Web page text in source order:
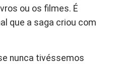
ou os filmes. É
que a saga criou com
nunca tivéssemos